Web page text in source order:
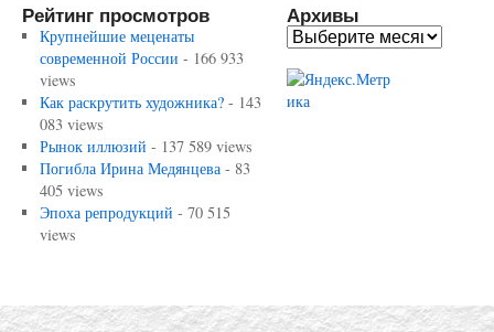
Рейтинг просмотров
Крупнейшие меценаты
современной России - 166 933
views
Как раскрутить художника?- 143
083 views
Рынок иллюзий - 137 589 views
Погибла Ирина Медянцева- 83
405 views
Эпоха репродукций - 70 515
views
Архивы